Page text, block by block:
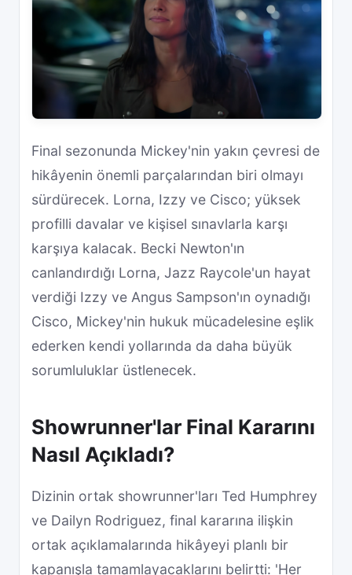
Final sezonunda Mickey'nin yakın çevresi de
hikâyenin önemli parçalarından biri olmayı
sürdürecek. Lorna, Izzy ve Cisco; yüksek
profilli davalar ve kişisel sınavlarla karşı
karşıya kalacak. Becki Newton'ın
canlandırdığı Lorna, Jazz Raycole'un hayat
verdiği Izzy ve Angus Sampson'ın oynadığı
Cisco, Mickey'nin hukuk mücadelesine eşlik
ederken kendi yollarında da daha büyük
sorumluluklar üstlenecek.
Showrunner'lar Final Kararını
Nasıl Açıkladı?
Dizinin ortak showrunner'ları Ted Humphrey
ve Dailyn Rodriguez, final kararına ilişkin
ortak açıklamalarında hikâyeyi planlı bir
kapanışla tamamlayacaklarını belirtti: 'Her